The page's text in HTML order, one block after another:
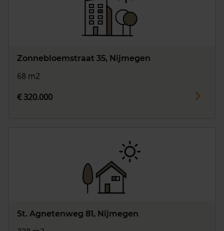
Zonnebloemstraat 35, Nijmegen
68 m2
€ 320.000
St. Agnetenweg 81, Nijmegen